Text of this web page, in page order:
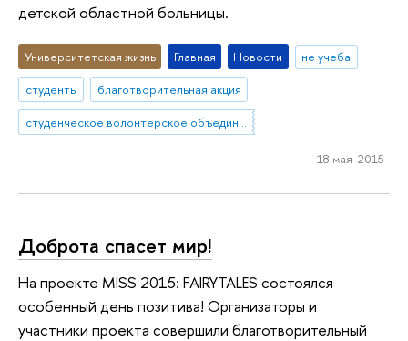
детской областной больницы.
Университетская жизнь Главная Новости
не учеба
студенты
благотворительная акция
студенческое волонтерское объединение "КоМоТоС"
18 мая 2015
Доброта спасет мир!
На проекте MISS 2015: FAIRYTALES состоялся
особенный день позитива! Организаторы и
участники проекта совершили благотворительный